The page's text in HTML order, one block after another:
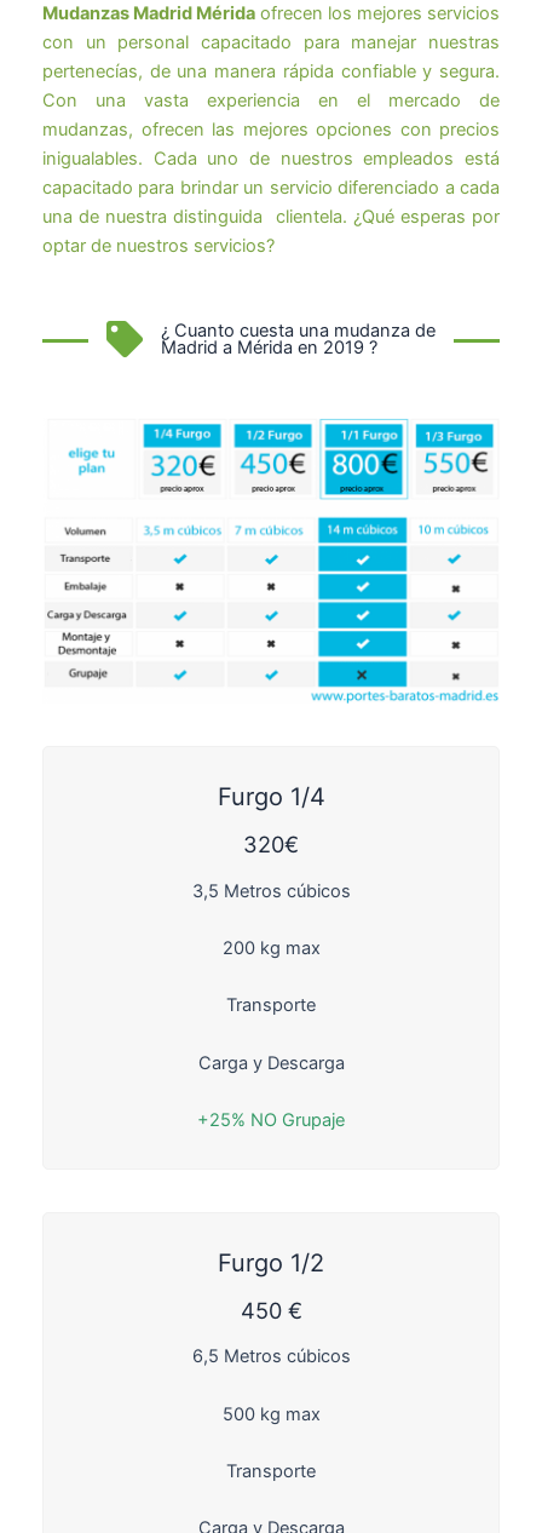
Mudanzas Madrid Mérida ofrecen los mejores servicios
con un personal capacitado para manejar nuestras
pertenecías, de una manera rápida confiable y segura.
Con una vasta experiencia en el mercado de
mudanzas, ofrecen las mejores opciones con precios
inigualables. Cada uno de nuestros empleados está
capacitado para brindar un servicio diferenciado a cada
una de nuestra distinguida clientela. ¿Qué esperas por
optar de nuestros servicios?
¿ Cuanto cuesta una mudanza de
Madrid a Mérida en 2019 ?
Furgo 1/4
320€
3,5 Metros cúbicos
200 kg max
Transporte
Carga y Descarga
+25% NO Grupaje
Furgo 1/2
450 €
6,5 Metros cúbicos
500 kg max
Transporte